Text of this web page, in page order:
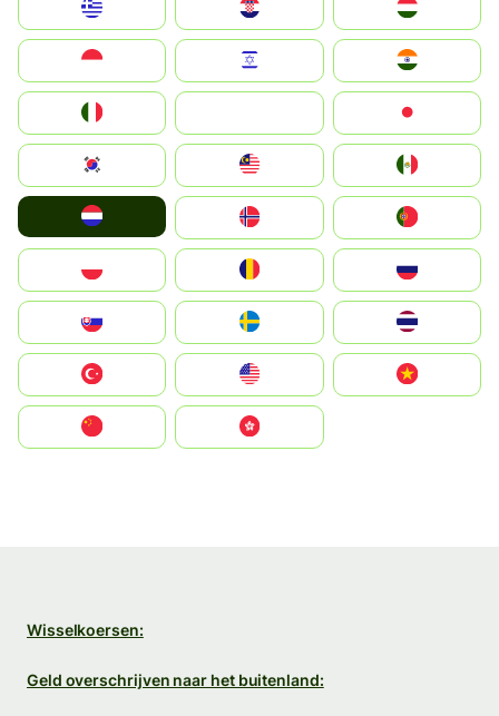
Magyarország
South Korea
United States
中國香港特別行政區
Wisselkoersen:
Geld overschrijven naar het buitenland: